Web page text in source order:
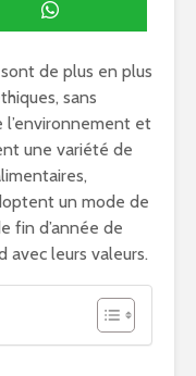
sont de plus en plus
sans
l’environnement et
une variété de
un mode de
fin d’année de
avec leurs valeurs.